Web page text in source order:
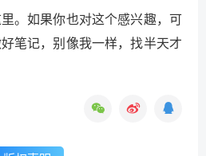
。如果你也对这个感兴趣，可
笔记，别像我一样，找半天才